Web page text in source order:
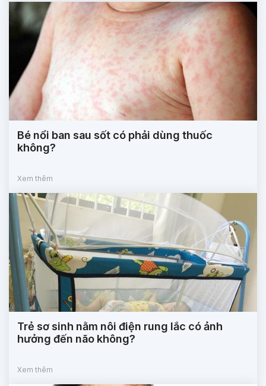
Bé nổi ban sau sốt có phải dùng thuốc
không?
Xem thêm
Trẻ sơ sinh nằm nôi điện rung lắc có ảnh
hưởng đến não không?
Xem thêm